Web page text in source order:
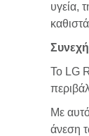
υγεία,
Το LG
Με
άνεση